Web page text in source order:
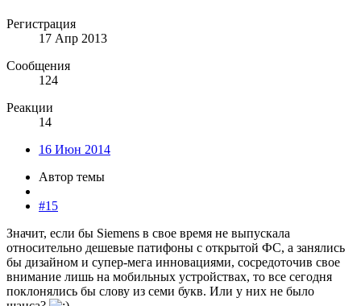
Регистрация
17 Апр 2013
Сообщения
124
Реакции
14
16 Июн 2014
Автор темы
#15
Значит, если бы Siemens в свое время не выпускала
относительно дешевые патифоны с открытой ФС, а занялись
бы дизайном и супер-мега инновациями, сосредоточив свое
внимание лишь на мобильных устройствах, то все сегодня
поклонялись бы слову из семи букв. Или у них не было